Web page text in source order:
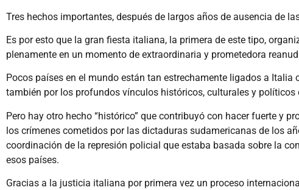
Tres hechos importantes, después de largos años de ausencia de
Es por esto que la gran fiesta italiana, la primera de este tipo,
plenamente en un momento de extraordinaria y prometedora
Pocos países en el mundo están tan estrechamente ligados a
también por los profundos vínculos históricos, culturales y
Pero hay otro hecho “histórico” que contribuyó con hacer fuerte y
los crímenes cometidos por las dictaduras sudamericanas de los
coordinación de la represión policial que estaba basada sobre la
esos países.
Gracias a la justicia italiana por primera vez un proceso